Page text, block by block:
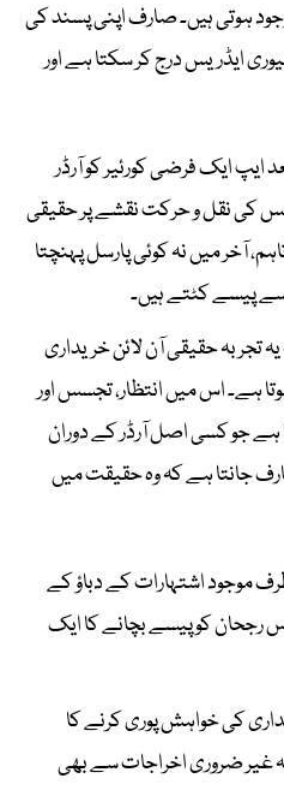
ہوتی ہیں۔ صارف اپنی پسند کی
ایڈریس درج کر سکتا ہے اور
ایک فرضی کورئیر کو آرڈر
کی نقل و حرکت نقشے پر حقیقی
آخر میں نہ کوئی پارسل پہنچتا
پیسے کٹتے ہیں۔
تجربہ حقیقی آن لائن خریداری
ہے۔ اس میں انتظار، تجسس اور
جو کسی اصل آرڈر کے دوران
جانتا ہے کہ وہ حقیقت میں
موجود اشتہارات کے دباؤ کے
رجحان کو پیسے بچانے کا ایک
کی خواہش پوری کرنے کا
غیر ضروری اخراجات سے بھی